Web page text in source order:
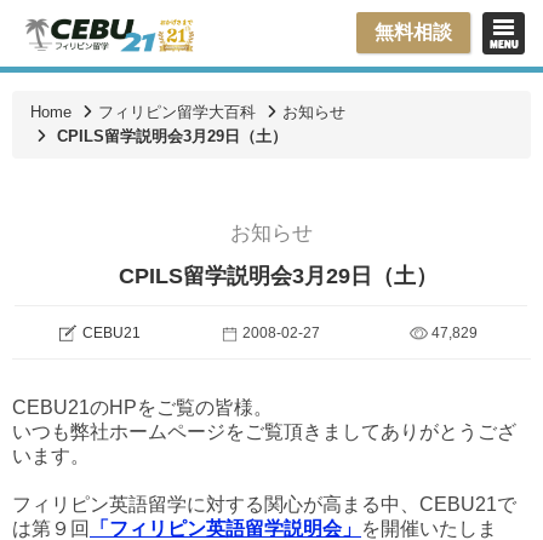
無料相談
Home フィリピン留学大百科
お知らせ
CPILS留学説明会3月29日（土）
お知らせ
CPILS留学説明会3月29日（土）
CEBU21 2008-02-27 47,829
CEBU21のHPをご覧の皆様。
いつも弊社ホームページをご覧頂きましてありがとうござ
います。
フィリピン英語留学に対する関心が高まる中、CEBU21で
は第９回
「フィリピン英語留学説明会」 を開催いたしま